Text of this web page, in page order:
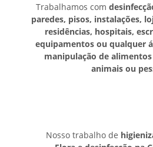
Trabalhamos com
paredes, pisos, instalações,
residências, hospitais,
equipamentos ou qualquer
manipulação de
animais ou
Nosso trabalho de